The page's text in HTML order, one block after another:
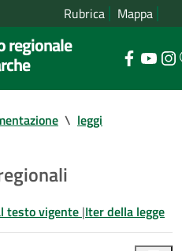
Rubrica Mappa
regionale
\ leggi
testo vigente |Iter della legge